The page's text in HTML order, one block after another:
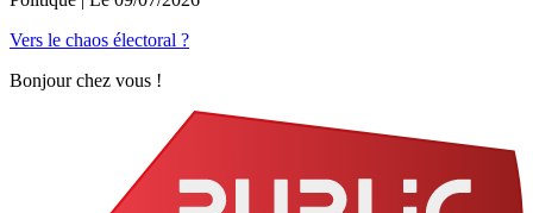
Vers le chaos électoral ?
Bonjour chez vous !